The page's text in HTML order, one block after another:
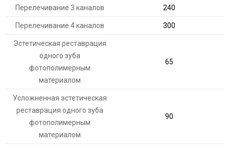
Перелечивание 3 каналов 240
Перелечивание 4 каналов 300
Эстетическая реставрация
одного зуба
фотополимерным
материалом
65
Усложненная эстетическая
реставрация одного зуба
фотополимерным
материалом
90